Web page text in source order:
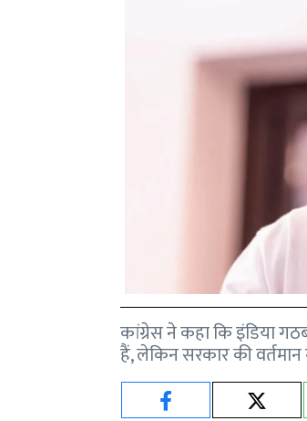
कांग्रेस ने कहा कि इंडिया
हैं, लेकिन सरकार की